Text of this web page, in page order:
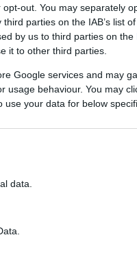
out. You may separately
parties on the IAB’s list
by us to third parties on the
it to other third parties.
Google services and may
usage behaviour. You may
your data for below
data.
végső döntése